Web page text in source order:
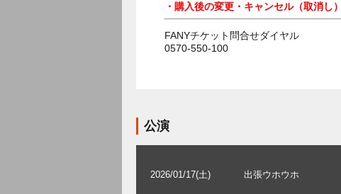
・購入後の変更・キャンセル（取消し
FANYチケット問合せダイヤル
0570-550-100
公演
2026/01/17(土) 出張ウホウホ